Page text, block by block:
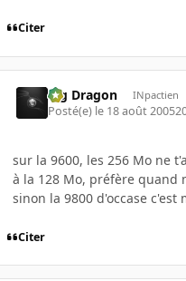
Citer
Big Dragon INpactien
Posté(e) le 18 août 2005
sur la 9600, les 256 Mo ne
à la 128 Mo, préfère quand
sinon la 9800 d'occase c'est
Citer